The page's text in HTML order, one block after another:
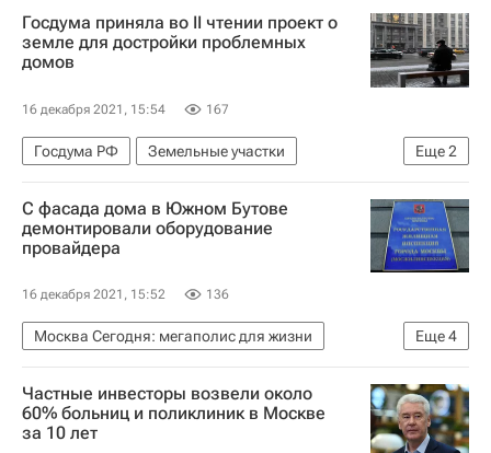
Госдума приняла во II чтении проект о
земле для достройки проблемных
домов
16 декабря 2021, 15:54 167
Еще2
Госдума РФ
Земельные участки
Дольщики
Обманутые дольщики в России
С фасада дома в Южном Бутове
демонтировали оборудование
провайдера
16 декабря 2021, 15:52 136
Еще4
Москва Сегодня: мегаполис для жизни
Москва
Мосжилинспекция
Городское хозяйство Москвы
Комплекс городского хозяйства Москвы
Частные инвесторы возвели около
60% больниц и поликлиник в Москве
за 10 лет